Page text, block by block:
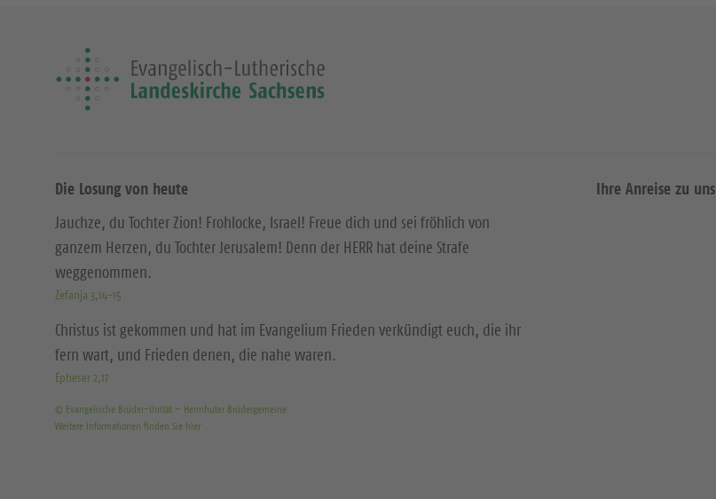
Die Losung von heute
Jauchze, du Tochter Zion! Frohlocke, Israel! Freue dich und sei fröhlich von
ganzem Herzen, du Tochter Jerusalem! Denn der HERR hat deine Strafe
weggenommen.
Zefanja 3,14-15
Christus ist gekommen und hat im Evangelium Frieden verkündigt euch, die ihr
fern wart, und Frieden denen, die nahe waren.
Epheser 2,17
© Evangelische Brüder-Unität – Herrnhuter Brüdergemeine
Weitere Informationen finden Sie hier
Ihre Anreise zu uns